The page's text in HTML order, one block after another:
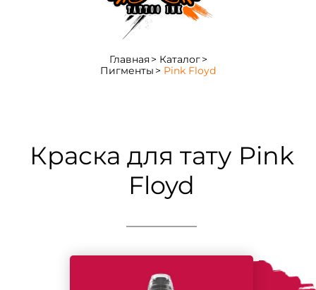
Главная
Каталог
Пигменты
Pink Floyd
Краска для тату Pink
Floyd